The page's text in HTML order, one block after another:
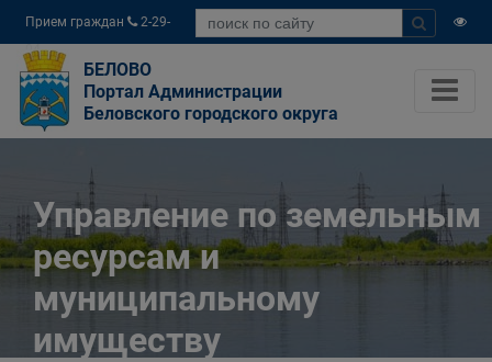
Прием граждан
2-29-
04
БЕЛОВО
Портал Администрации
Беловского городского округа
Управление по земельным
ресурсам и
муниципальному
имуществу